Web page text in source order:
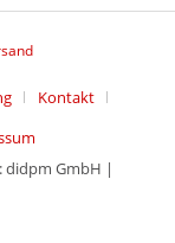
Kontakt
didpm GmbH |